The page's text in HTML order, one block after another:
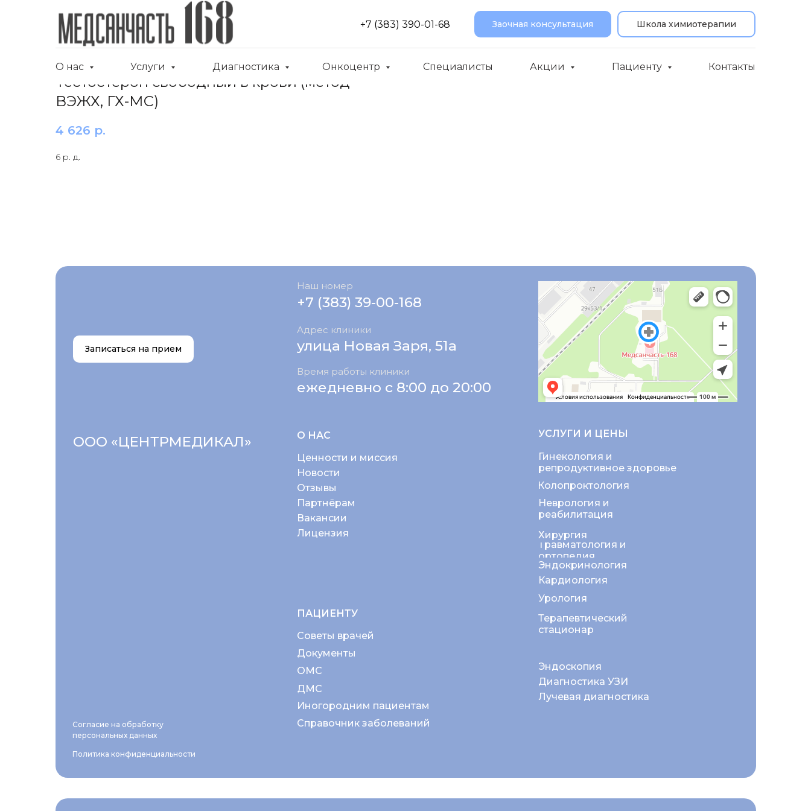
+7 (383) 390-01-68 Заочная консультация Школа химиотерапии
О нас Услуги Диагностика Онкоцентр Специалисты Акции Пациенту Контакты
Тестостерон свободный в крови (метод
ВЭЖХ, ГХ-МС)
4 626 р.
6 р. д.
О НАС
Политика конфиденциальности
Согласие на обработку
персональных данных
Ценности и миссия
Новости
+7 (383) 39-00-168
Отзывы
Партнёрам
Вакансии
Лицензия
Неврология и
реабилитация
Колопроктология
Хирургия
Гинекология и
репродуктивное здоровье
Диагностика УЗИ
Эндоскопия
Травматология и
ортопедия
Эндокринология
Терапевтический
стационар
Кардиология
Урология
Лучевая диагностика
УСЛУГИ И ЦЕНЫ
ПАЦИЕНТУ
Советы врачей
ОМС
Документы
ДМС
Иногородним пациентам
Справочник заболеваний
Наш номер
ежедневно с 8:00 до 20:00
Время работы клиники
Адрес клиники
улица Новая Заря, 51а
ООО «ЦЕНТРМЕДИКАЛ»
Записаться на прием